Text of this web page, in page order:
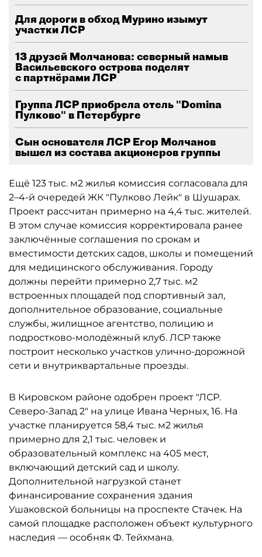
Для дороги в обход Мурино изымут
участки ЛСР
13 друзей Молчанова: северный намыв
Васильевского острова поделят
с партнёрами ЛСР
Группа ЛСР приобрела отель "Domina
Пулково" в Петербурге
Сын основателя ЛСР Егор Молчанов
вышел из состава акционеров группы
Ещё 123 тыс. м2 жилья комиссия согласовала для
2–4-й очередей ЖК "Пулково Лейк" в Шушарах.
Проект рассчитан примерно на 4,4 тыс. жителей.
В этом случае комиссия корректировала ранее
заключённые соглашения по срокам и
вместимости детских садов, школы и помещений
для медицинского обслуживания. Городу
должны перейти примерно 2,7 тыс. м2
встроенных площадей под спортивный зал,
дополнительное образование, социальные
службы, жилищное агентство, полицию и
подростково-молодёжный клуб. ЛСР также
построит несколько участков улично-дорожной
сети и внутриквартальные проезды.
В Кировском районе одобрен проект "ЛСР.
Северо-Запад 2" на улице Ивана Черных, 16. На
участке планируется 58,4 тыс. м2 жилья
примерно для 2,1 тыс. человек и
образовательный комплекс на 405 мест,
включающий детский сад и школу.
Дополнительной нагрузкой станет
финансирование сохранения здания
Ушаковской больницы на проспекте Стачек. На
самой площадке расположен объект культурного
наследия — особняк Ф. Тейхмана.